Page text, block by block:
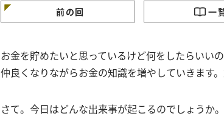
前の回 一
お金を貯めたいと思っているけど何をしたらいい
仲良くなりながらお金の知識を増やしていきます
さて。今日はどんな出来事が起こるのでしょうか。